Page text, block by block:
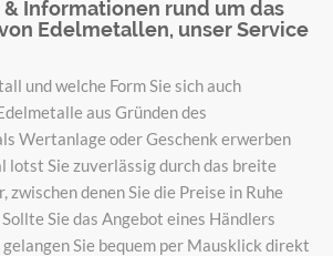
Informationen rund um das
Edelmetallen, unser Service
und welche Form Sie sich auch
aus Gründen des
Wertanlage oder Geschenk erwerben
lotst Sie zuverlässig durch das breite
zwischen denen Sie die Preise in Ruhe
Sie das Angebot eines Händlers
Sie bequem per Mausklick direkt